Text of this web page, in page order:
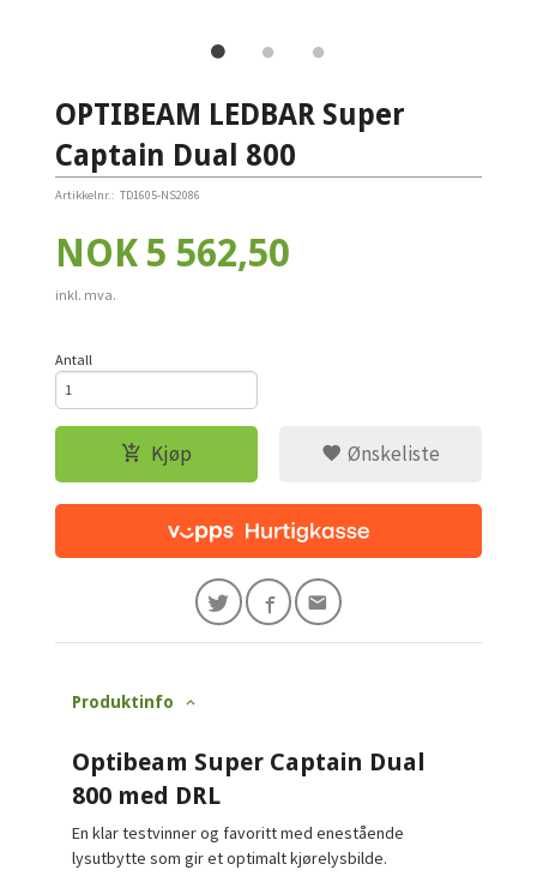
OPTIBEAM LEDBAR Super
Captain Dual 800
Artikkelnr.: TD1605-NS2086
Pris
NOK 5 562,50
inkl. mva.
Antall
Kjøp Ønskeliste
Produktinfo
Optibeam Super Captain Dual
800 med DRL
En klar testvinner og favoritt med enestående
lysutbytte som gir et optimalt kjørelysbilde.